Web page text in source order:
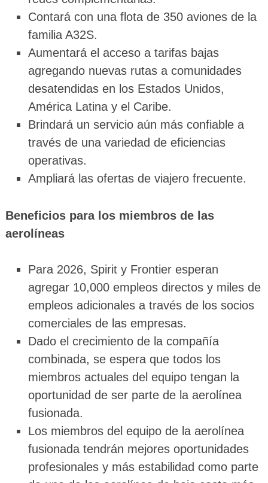
Contará con una flota de 350 aviones de la
familia A32S.
Aumentará el acceso a tarifas bajas
agregando nuevas rutas a comunidades
desatendidas en los Estados Unidos,
América Latina y el Caribe.
Brindará un servicio aún más confiable a
través de una variedad de eficiencias
operativas.
Ampliará las ofertas de viajero frecuente.
Beneficios para los miembros de las
aerolíneas
Para 2026, Spirit y Frontier esperan
agregar 10,000 empleos directos y miles de
empleos adicionales a través de los socios
comerciales de las empresas.
Dado el crecimiento de la compañía
combinada, se espera que todos los
miembros actuales del equipo tengan la
oportunidad de ser parte de la aerolínea
fusionada.
Los miembros del equipo de la aerolínea
fusionada tendrán mejores oportunidades
profesionales y más estabilidad como parte